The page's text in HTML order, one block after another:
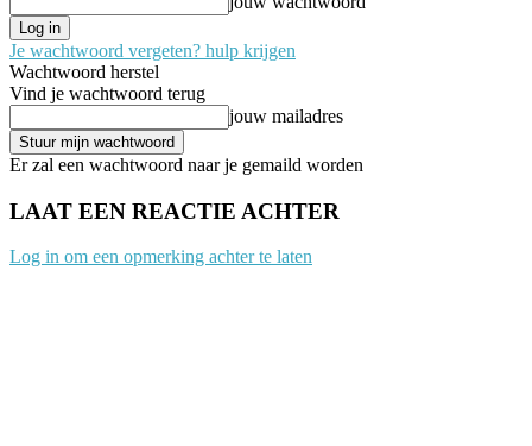
Je wachtwoord vergeten? hulp krijgen
Wachtwoord herstel
Vind je wachtwoord terug
jouw mailadres
Er zal een wachtwoord naar je gemaild worden
LAAT EEN REACTIE ACHTER
Log in om een opmerking achter te laten